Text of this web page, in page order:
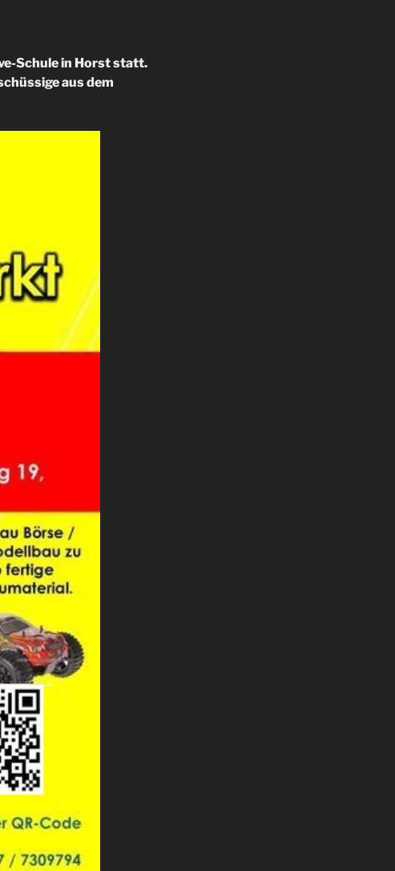
Schule in Horst statt.
aus dem